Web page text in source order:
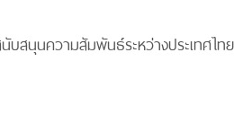
บสนุนความสัมพันธ์ระหว่างประเทศไ